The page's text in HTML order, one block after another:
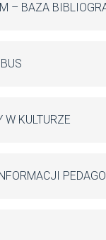
– BAZA
W KULTURZE